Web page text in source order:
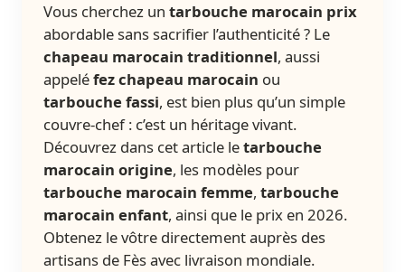
Vous cherchez un tarbouche marocain prix
abordable sans sacrifier l’authenticité ? Le
chapeau marocain traditionnel, aussi
appeléfez chapeau marocain ou
tarbouche fassi, est bien plus qu’un simple
couvre-chef : c’est un héritage vivant.
Découvrez dans cet article letarbouche
marocain origine, les modèles pour
tarbouche marocain femme, tarbouche
marocain enfant, ainsi que le prix en 2026.
Obtenez le vôtre directement auprès des
artisans de Fès avec livraison mondiale.